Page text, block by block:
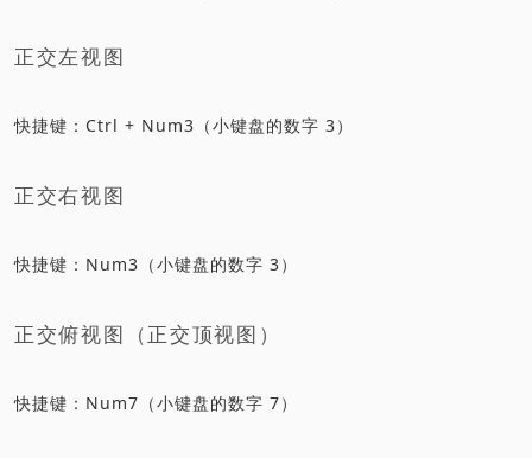
正交左视图
快捷键：Ctrl + Num3（小键盘的数字 3）
正交右视图
快捷键：Num3（小键盘的数字 3）
正交俯视图（正交顶视图）
快捷键：Num7（小键盘的数字 7）